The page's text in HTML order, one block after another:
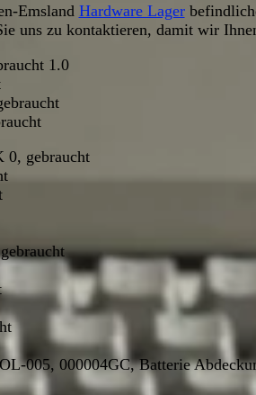
Emsland Hardware Lager
uns zu kontaktieren, damit wir
1.0
0, gebraucht
005, 000004GC, Batterie